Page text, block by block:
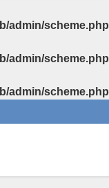
admin/scheme.php
admin/scheme.php
admin/scheme.php